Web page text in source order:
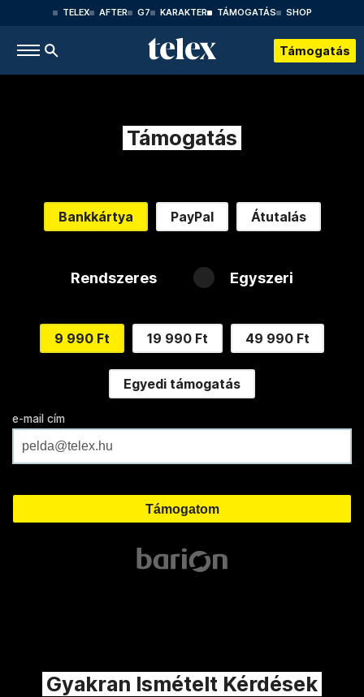
TELEX AFTER G7 KARAKTER TÁMOGATÁS SHOP
Támogatás
Támogatás
Bankkártya PayPal Átutalás
Rendszeres Egyszeri
9 990 Ft 19 990 Ft 49 990 Ft
Egyedi támogatás
e-mail cím
Gyakran Ismételt Kérdések